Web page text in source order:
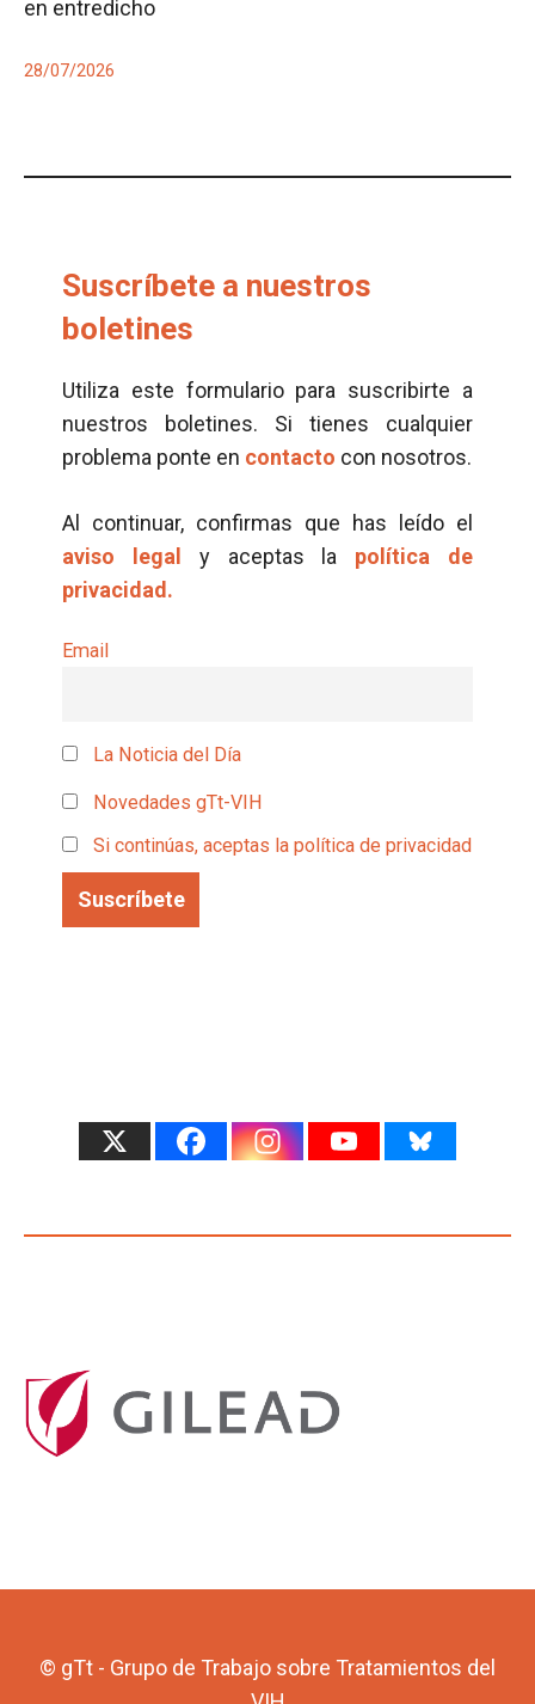
en entredicho
28/07/2026
Suscríbete a nuestros
boletines
Utiliza este formulario para suscribirte a
nuestros boletines. Si tienes cualquier
problema ponte en contacto con nosotros.
Al continuar, confirmas que has leído el
aviso legal
y aceptas la política de
privacidad.
Email
La Noticia del Día
Novedades gTt-VIH
Si continúas, aceptas la política de privacidad
© gTt - Grupo de Trabajo sobre Tratamientos del